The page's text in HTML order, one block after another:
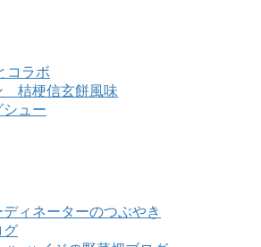
コラボ
桔梗信玄餅風味
シュー
ィネーターのつぶやき
グ